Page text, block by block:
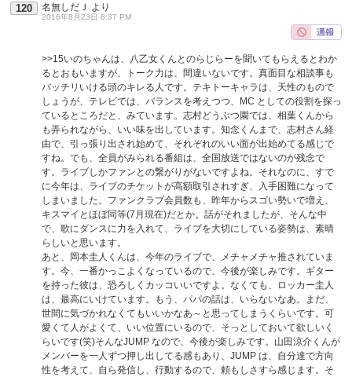
120 名無しだＪ より
2016年8月23日 8:37 PM
>>15いのちゃんは、八乙女くんとのらじらーを聞いてもらえるとわか
るとおもいますが、トーク力は、間違いないです。真面目な相談事も
バッチリいける頭のキレる人です。テキトーキャラは、天性のもので
しょうが、テレビでは、バランスを考えつつ、MC としての役割を探っ
ているところだと、みています。志村どうぶつ園では、相葉くんから
も弄られながら、いい味を出しています。知念くんまで、志村さん経
由で、引っ張り出され始めて、それぞれのいい面が出始めてる感じで
すね。でも、全員がみられる番組は、全国放送ではないのが残念で
す。ライブしかファンとの繋がりがないですよね。それなのに、すで
に今年は、ライブのチケットが高額取引されすぎ、入手困難になって
しまいました。ファンクラブ会員数も、昨年からスゴい勢いで増え、
キスマイとほぼ同等(7月現在)だとか。話がそれましたが、そんな中
で、歌にダンスに力を入れて、ライブを大切にしている姿勢は、素晴
らしいと思います。
あと、岡本圭人くんは、今年のライブで、メチャメチャ推されていま
す。今、一番かっこよくなっているので、今後が楽しみです。ギター
を持った彼は、恐ろしくカッコいいですよ。なくても、ロッカー圭人
は、最高にいけています。もう、パパの話は、いらないなあ。まだ、
世間に気づかれなくてもいいかなあ～と思ってしまうくらいです。可
愛くて人がよくて、いい位置にいるので、そっとしておいて欲しいく
らいです(笑)そんなJUMP なので、今後が楽しみです。山田涼介くんが
メンバーを一人ずつ押し出してる感もあり、JUMP は、自分達で方向
性を考えて、自ら発信し、行動するので、頼もしさすら感じます。そ